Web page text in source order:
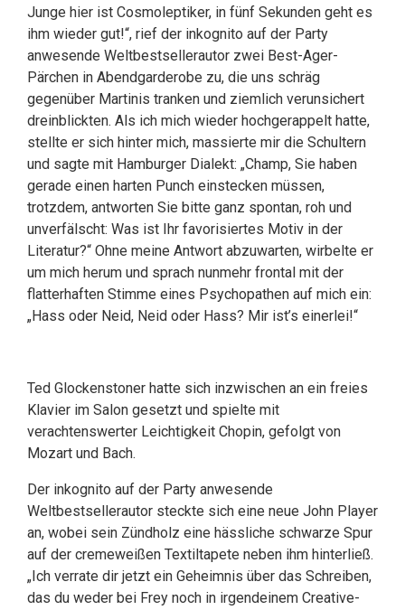
Junge hier ist Cosmoleptiker, in fünf Sekunden geht es
ihm wieder gut!“, rief der inkognito auf der Party
anwesende Weltbestsellerautor zwei Best-Ager-
Pärchen in Abendgarderobe zu, die uns schräg
gegenüber Martinis tranken und ziemlich verunsichert
dreinblickten. Als ich mich wieder hochgerappelt hatte,
stellte er sich hinter mich, massierte mir die Schultern
und sagte mit Hamburger Dialekt: „Champ, Sie haben
gerade einen harten Punch einstecken müssen,
trotzdem, antworten Sie bitte ganz spontan, roh und
unverfälscht: Was ist Ihr favorisiertes Motiv in der
Literatur?“ Ohne meine Antwort abzuwarten, wirbelte er
um mich herum und sprach nunmehr frontal mit der
flatterhaften Stimme eines Psychopathen auf mich ein:
„Hass oder Neid, Neid oder Hass? Mir ist’s einerlei!“
Ted Glockenstoner hatte sich inzwischen an ein freies
Klavier im Salon gesetzt und spielte mit
verachtenswerter Leichtigkeit Chopin, gefolgt von
Mozart und Bach.
Der inkognito auf der Party anwesende
Weltbestsellerautor steckte sich eine neue John Player
an, wobei sein Zündholz eine hässliche schwarze Spur
auf der cremeweißen Textiltapete neben ihm hinterließ.
„Ich verrate dir jetzt ein Geheimnis über das Schreiben,
das du weder bei Frey noch in irgendeinem Creative-